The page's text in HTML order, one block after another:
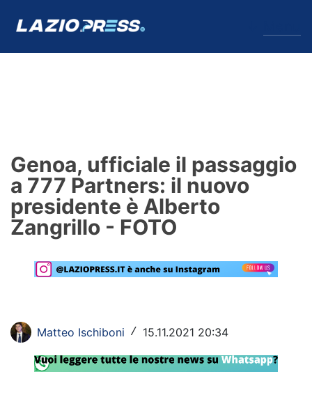
Formello
Infortuni
Primavera
Calciomercato
Rassegna Lazio
Social
Genoa, ufficiale il passaggio
a 777 Partners: il nuovo
presidente è Alberto
Zangrillo - FOTO
Matteo Ischiboni / 15.11.2021 20:34